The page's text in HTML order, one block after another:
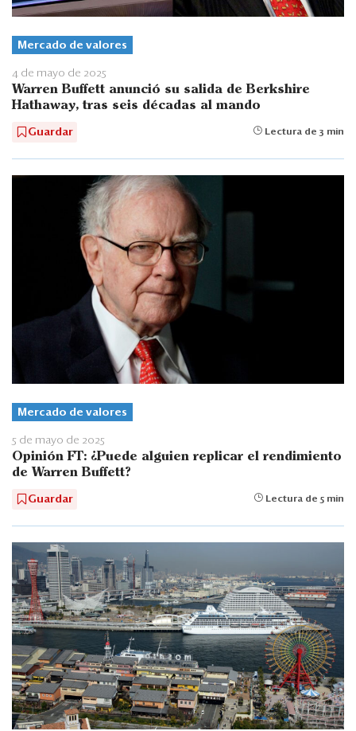
Mercado de valores
4 de mayo de 2025
Warren Buffett anunció su salida de Berkshire
Hathaway, tras seis décadas al mando
Guardar Lectura de 3 min
Mercado de valores
5 de mayo de 2025
Opinión FT: ¿Puede alguien replicar el rendimiento
de Warren Buffett?
Guardar Lectura de 5 min